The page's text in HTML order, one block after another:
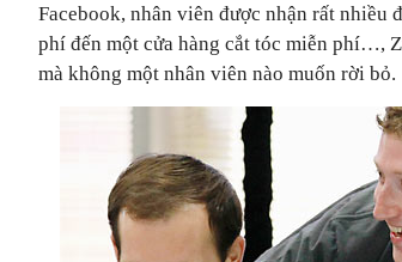
Facebook, nhân viên được nhận rất nhiều
phí đến một cửa hàng cắt tóc miễn phí…,
mà không một nhân viên nào muốn rời bỏ.